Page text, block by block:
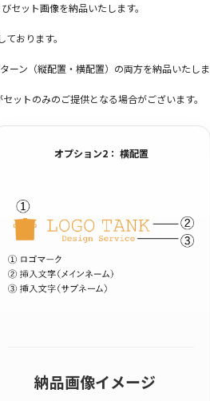
セット画像を納品いたします。
おります。
ーン（縦配置・横配置）の両方を納品いたしま
ットのみのご提供となる場合がございます。
オプション2： 横配置
納品画像イメージ